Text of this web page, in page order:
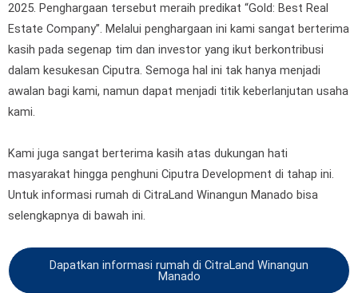
2025. Penghargaan tersebut meraih predikat “Gold: Best Real
Estate Company”. Melalui penghargaan ini kami sangat berterima
kasih pada segenap tim dan investor yang ikut berkontribusi
dalam kesukesan Ciputra. Semoga hal ini tak hanya menjadi
awalan bagi kami, namun dapat menjadi titik keberlanjutan usaha
kami.
Kami juga sangat berterima kasih atas dukungan hati
masyarakat hingga penghuni Ciputra Development di tahap ini.
Untuk informasi rumah di CitraLand Winangun Manado bisa
selengkapnya di bawah ini.
Dapatkan informasi rumah di CitraLand Winangun
Manado